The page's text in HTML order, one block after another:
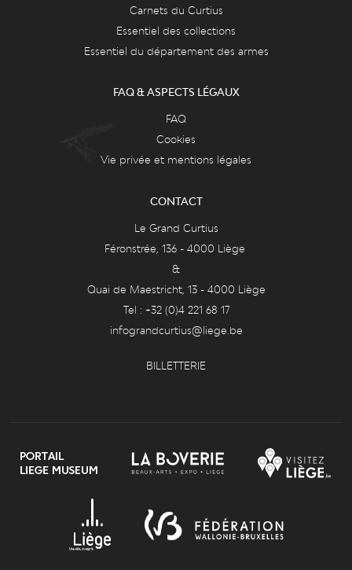
Carnets du Curtius
Essentiel des collections
Essentiel du département des armes
FAQ & ASPECTS LÉGAUX
FAQ
Cookies
Vie privée et mentions légales
CONTACT
Le Grand Curtius
Féronstrée, 136 - 4000 Liège
&
Quai de Maestricht, 13 - 4000 Liège
Tel : +32 (0)4 221 68 17
infograndcurtius@liege.be
BILLETTERIE